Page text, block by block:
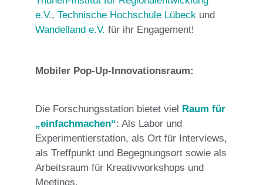
e.V., Technische Hochschule Lübeck und
Wandelland e.V. für ihr Engagement!
Mobiler Pop-Up-Innovationsraum:
Die Forschungsstation bietet viel Raum für
„einfachmachen“: Als Labor und
Experimentierstation, als Ort für Interviews,
als Treffpunkt und Begegnungsort sowie als
Arbeitsraum für Kreativworkshops und
Meetings.